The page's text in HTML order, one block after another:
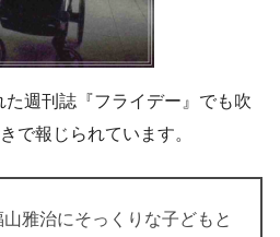
週刊誌『フライデー』でも吹
で報じられています。
雅治にそっくりな子どもと